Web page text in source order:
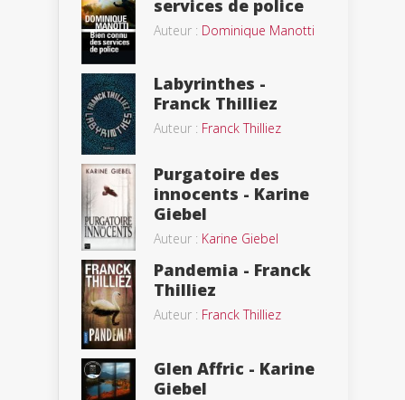
services de police
Auteur : Dominique Manotti
Labyrinthes -
Franck Thilliez
Auteur : Franck Thilliez
Purgatoire des
innocents - Karine
Giebel
Auteur : Karine Giebel
Pandemia - Franck
Thilliez
Auteur : Franck Thilliez
Glen Affric - Karine
Giebel